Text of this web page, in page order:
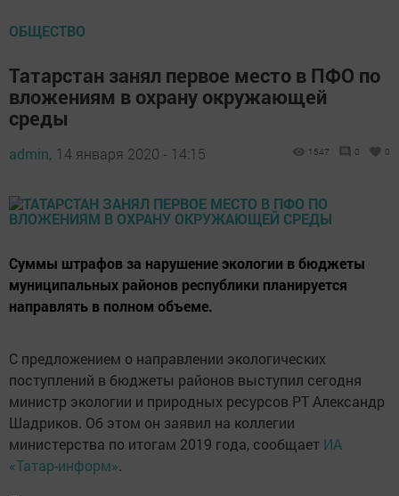
ОБЩЕСТВО
Татарстан занял первое место в ПФО по
вложениям в охрану окружающей
среды
admin, 14 января 2020 - 14:15 1547 0 0
Суммы штрафов за нарушение экологии в бюджеты
муниципальных районов республики планируется
направлять в полном объеме.
С предложением о направлении экологических
поступлений в бюджеты районов выступил сегодня
министр экологии и природных ресурсов РТ Александр
Шадриков. Об этом он заявил на коллегии
министерства по итогам 2019 года, сообщает ИА
«Татар-информ».